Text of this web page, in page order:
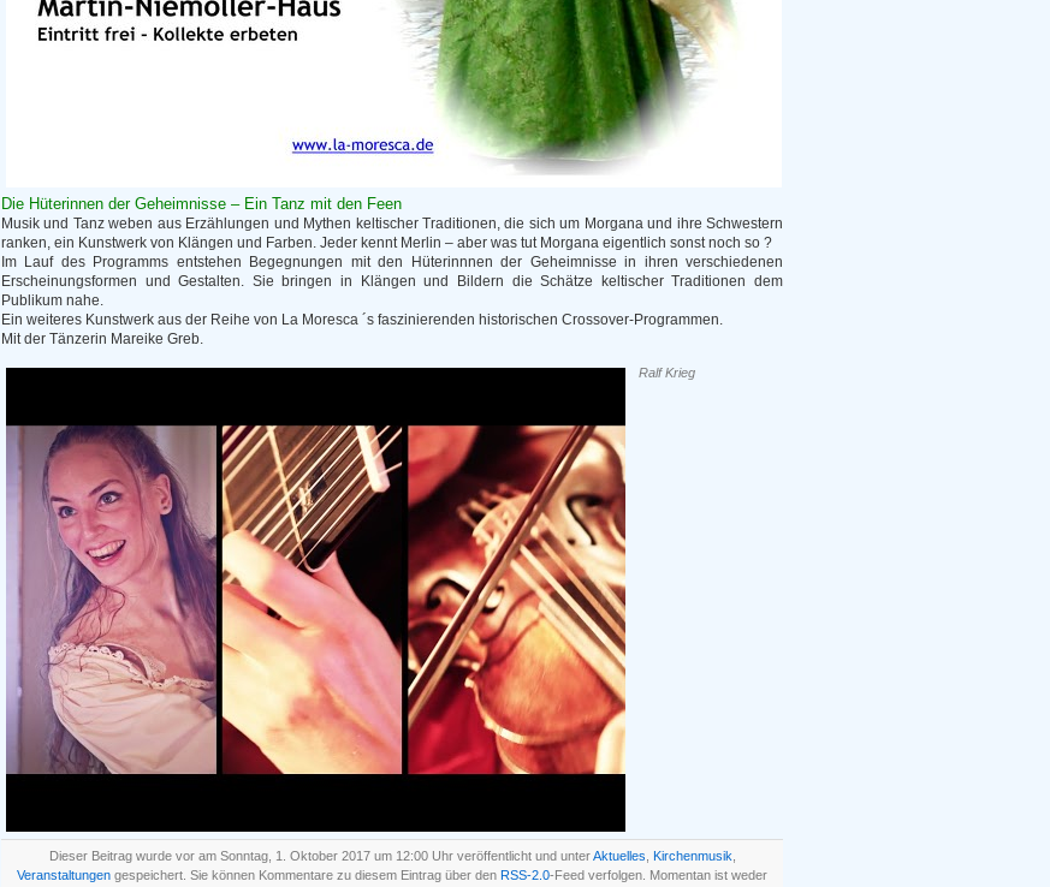
Die Hüterinnen der Geheimnisse – Ein Tanz mit den Feen
Musik und Tanz weben aus Erzählungen und Mythen keltischer Traditionen, die sich um Morgana und ihre Schwestern
ranken, ein Kunstwerk von Klängen und Farben. Jeder kennt Merlin – aber was tut Morgana eigentlich sonst noch so ?
Im Lauf des Programms entstehen Begegnungen mit den Hüterinnnen der Geheimnisse in ihren verschiedenen
Erscheinungsformen und Gestalten. Sie bringen in Klängen und Bildern die Schätze keltischer Traditionen dem
Publikum nahe.
Ein weiteres Kunstwerk aus der Reihe von La Moresca ´s faszinierenden historischen Crossover-Programmen.
Mit der Tänzerin Mareike Greb.
Ralf Krieg
Dieser Beitrag wurde vor am Sonntag, 1. Oktober 2017 um 12:00 Uhr veröffentlicht und unterAktuelles Kirchenmusik
Veranstaltungen gespeichert. Sie können Kommentare zu diesem Eintrag über den RSS-2.0-Feed verfolgen. Momentan ist weder